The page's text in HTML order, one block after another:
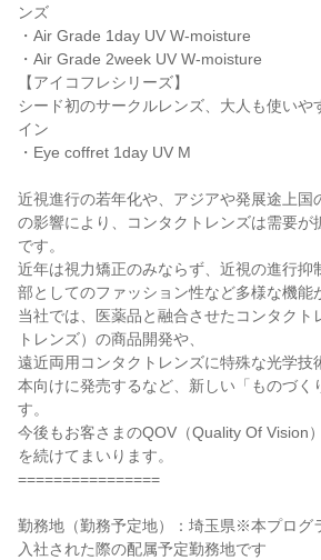
ンズ
・Air Grade 1day UV W-moisture
・Air Grade 2week UV W-moisture
【アイコフレシリーズ】
シード初のサークルレンズ、大人も使いや
イン
・Eye coffret 1day UV M
近視進行の若年化や、アジアや発展途上国
の影響により、コンタクトレンズは需要が
です。
近年は視力矯正のみならず、近視の進行抑
部としてのファッション性など多様な機能
当社では、医薬品と融合させたコンタクト
トレンズ）の商品開発や、
遠近両用コンタクトレンズに特殊な光学技
本向けに発売するなど、新しい「ものづく
す。
今後もお客さまのQOV（Quality Of Vision
を続けてまいります。
================
勤務地（勤務予定地）：埼玉県※本プログ
入社された際の配属予定勤務地です